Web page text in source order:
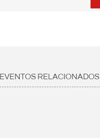
EVENTOS RELACIONADOS